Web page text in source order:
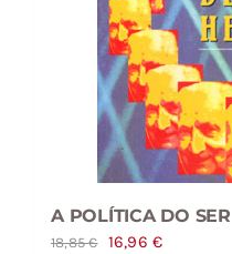
A POLÍTICA DO SER
18,85€
O
16,96€O